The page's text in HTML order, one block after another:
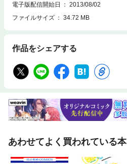
電子版配信開始日
2013/08/02
ファイルサイズ
34.72 MB
作品をシェアする
あわせてよく買われている本